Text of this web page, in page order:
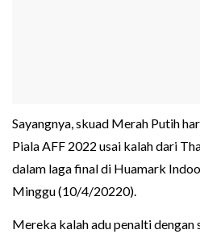
Sayangnya, skuad Merah Putih
Piala AFF 2022 usai kalah dari
dalam laga final di Huamark
Minggu (10/4/20220).
Mereka kalah adu penalti